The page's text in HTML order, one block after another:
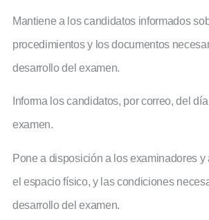
Mantiene a los candidatos informados
procedimientos y los documentos
desarrollo del examen.
Informa los candidatos, por correo, del día
examen.
Pone a disposición a los examinadores y
el espacio físico, y las condiciones
desarrollo del examen.